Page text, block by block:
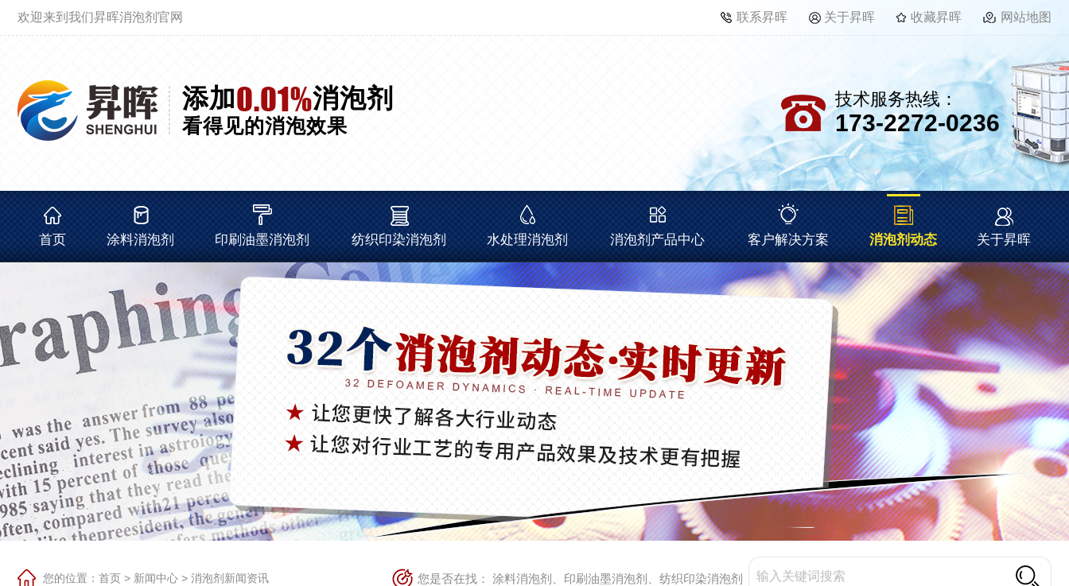
欢迎来到我们昇晖消泡剂官网 联系昇晖 关于昇晖 收藏昇晖 网站地图
添加0.01%消泡剂
看得见的消泡效果
技术服务热线：
173-2272-0236
首页 涂料消泡剂 印刷油墨消泡剂 纺织印染消泡剂 水处理消泡剂 消泡剂产品中心 客户解决方案 消泡剂动态 关于昇晖
您的位置： 首页 > 新闻中心 > 消泡剂新闻资讯 您是否在找： 涂料消泡剂 印刷油墨消泡剂 纺织印染消泡剂